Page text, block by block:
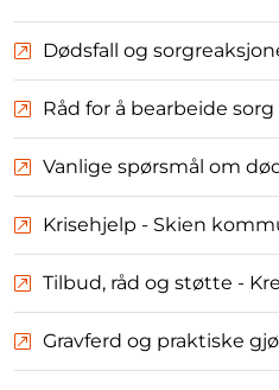
Dødsfall og
Råd for å bearbeide
Vanlige spørsmål om
Krisehjelp - Skien
Tilbud, råd og støtte -
Gravferd og praktiske